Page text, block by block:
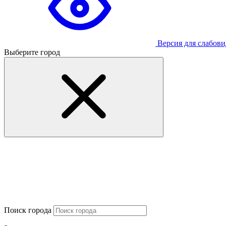
Версия для
Выберите город
Поиск города